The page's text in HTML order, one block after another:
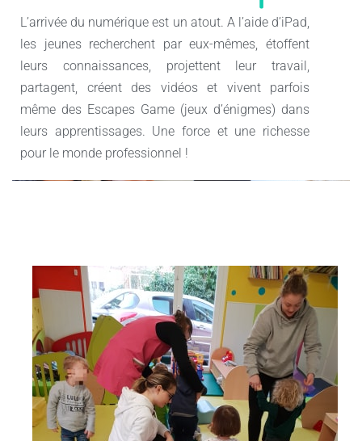
L’arrivée du numérique est un atout. A l’aide d’iPad,
les jeunes recherchent par eux-mêmes, étoffent
leurs connaissances, projettent leur travail,
partagent, créent des vidéos et vivent parfois
même des Escapes Game (jeux d’énigmes) dans
leurs apprentissages. Une force et une richesse
pour le monde professionnel !